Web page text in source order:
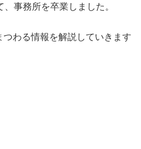
事務所を卒業しました。
わる情報を解説していきます